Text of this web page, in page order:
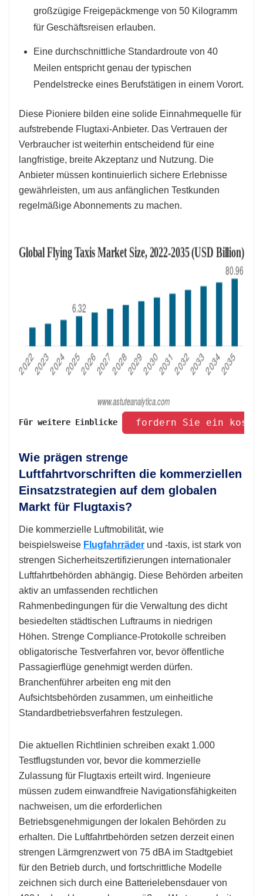
großzügige Freigepäckmenge von 50 Kilogramm
für Geschäftsreisen erlauben.
Eine durchschnittliche Standardroute von 40
Meilen entspricht genau der typischen
Pendelstrecke eines Berufstätigen in einem Vorort.
Diese Pioniere bilden eine solide Einnahmequelle für
aufstrebende Flugtaxi-Anbieter. Das Vertrauen der
Verbraucher ist weiterhin entscheidend für eine
langfristige, breite Akzeptanz und Nutzung. Die
Anbieter müssen kontinuierlich sichere Erlebnisse
gewährleisten, um aus anfänglichen Testkunden
regelmäßige Abonnements zu machen.
Für weitere Einblicke fordern Sie ein
Wie prägen strenge
Luftfahrtvorschriften die kommerziellen
Einsatzstrategien auf dem globalen
Markt für Flugtaxis?
Die kommerzielle Luftmobilität, wie
beispielsweise Flugfahrräder und -taxis, ist stark von
strengen Sicherheitszertifizierungen internationaler
Luftfahrtbehörden abhängig. Diese Behörden arbeiten
aktiv an umfassenden rechtlichen
Rahmenbedingungen für die Verwaltung des dicht
besiedelten städtischen Luftraums in niedrigen
Höhen. Strenge Compliance-Protokolle schreiben
obligatorische Testverfahren vor, bevor öffentliche
Passagierflüge genehmigt werden dürfen.
Branchenführer arbeiten eng mit den
Aufsichtsbehörden zusammen, um einheitliche
Standardbetriebsverfahren festzulegen.
Die aktuellen Richtlinien schreiben exakt 1.000
Testflugstunden vor, bevor die kommerzielle
Zulassung für Flugtaxis erteilt wird. Ingenieure
müssen zudem einwandfreie Navigationsfähigkeiten
nachweisen, um die erforderlichen
Betriebsgenehmigungen der lokalen Behörden zu
erhalten. Die Luftfahrtbehörden setzen derzeit einen
strengen Lärmgrenzwert von 75 dBA im Stadtgebiet
für den Betrieb durch, und fortschrittliche Modelle
zeichnen sich durch eine Batterielebensdauer von